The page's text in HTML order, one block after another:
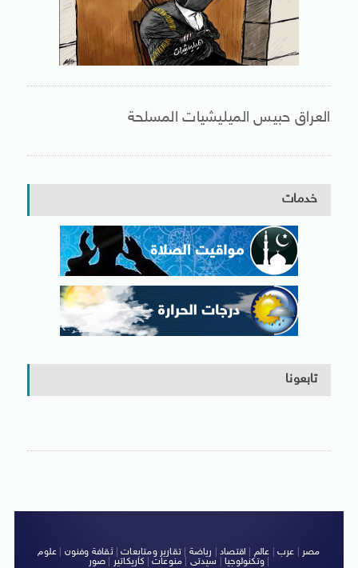
العراق حبيس الميليشيات المسلحة
خدمات
تابعونا
مصر عرب عالم اقتصاد رياضة |تقارير ومتابعات|ثقافة وفنون
علوم
وتكنولوجيا| سيدتى منوعات كاريكاتير صور |